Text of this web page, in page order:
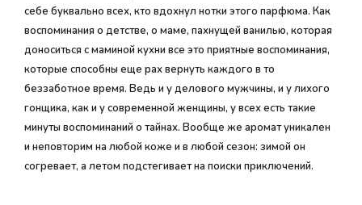
себе буквально всех, кто вдохнул нотки этого парфюма. Как
воспоминания о детстве, о маме, пахнущей ванилью, которая
доноситься с маминой кухни все это приятные воспоминания,
которые способны еще рах вернуть каждого в то
беззаботное время. Ведь и у делового мужчины, и у лихого
гонщика, как и у современной женщины, у всех есть такие
минуты воспоминаний о тайнах. Вообще же аромат уникален
и неповторим на любой коже и в любой сезон: зимой он
согревает, а летом подстегивает на поиски приключений.